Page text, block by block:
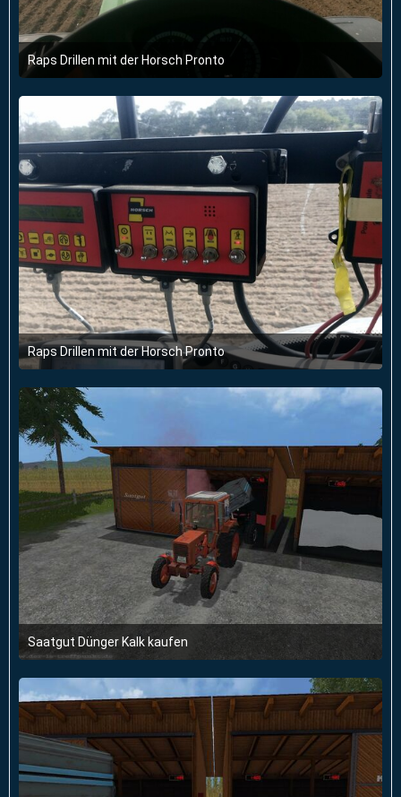
Raps Drillen mit der Horsch Pronto
16. September 2017 um 20:05
Raps Drillen mit der Horsch Pronto
16. September 2017 um 20:05
Saatgut Dünger Kalk kaufen
14. März 2015 um 19:20